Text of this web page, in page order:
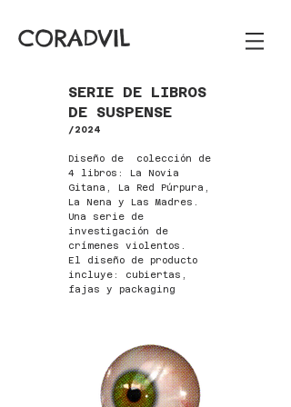
CORADVIL
SERIE DE LIBROS
DE SUSPENSE
​​​/2024
Diseño de colección de
4 libros: La Novia
Gitana, La Red Púrpura,
La Nena y Las Madres.
Una serie de
investigación de
crímenes violentos.
El diseño de producto
incluye: cubiertas,
fajas y packaging